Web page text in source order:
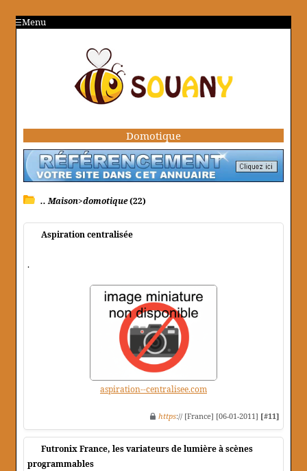
Menu
Domotique
.. Maison>domotique(22)
Aspiration centralisée
.
aspiration--centralisee.com
https:// [France] [06-01-2011] [#11]
Futronix France, les variateurs de lumière à scènes
programmables